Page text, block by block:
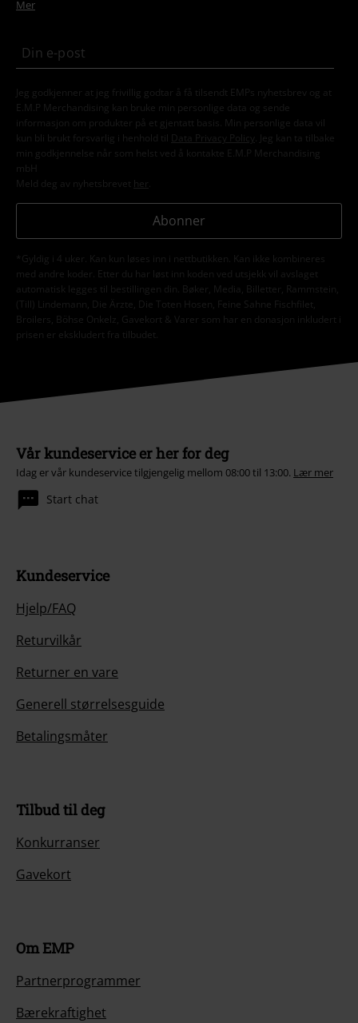
Mer
Jeg godkjenner at jeg frivillig godtar å få tilsendt EMPs nyhetsbrev og at
E.M.P Merchandising kan bruke min personlige data og sende
informasjon om produkter på et gjentatt basis. Min personlige data vil
kun bli brukt forsvarlig i henhold til
Data Privacy Policy
. Jeg kan ta tilbake
min godkjennelse når som helst ved å kontakte E.M.P Merchandising
mbH
Meld deg av nyhetsbrevet her
Abonner
*Gyldig i 4 uker. Kan kun løses inn i nettbutikken. Kan ikke kombineres
med andre koder. Etter du har løst inn koden ved utsjekk vil avslaget
automatisk legges til bestillingen din. Bøker, Media, Billetter, Rammstein,
(Till) Lindemann, Die Ärzte, Die Toten Hosen, Feine Sahne Fischfilet,
Broilers, Böhse Onkelz, Gavekort & Varer som har en donasjon inkludert i
prisen er ekskludert fra tilbudet.
Vår kundeservice er her for deg
Idag er vår kundeservice tilgjengelig mellom 08:00 til 13:00. Lær mer
Start chat
Kundeservice
Hjelp/FAQ
Returvilkår
Returner en vare
Generell størrelsesguide
Betalingsmåter
Tilbud til deg
Konkurranser
Gavekort
Om EMP
Partnerprogrammer
Bærekraftighet